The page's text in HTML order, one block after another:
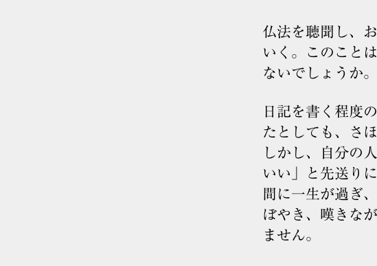
仏法を聴聞し、
いく。このこと
ないでしょうか。
日記を書く程度
たとしても、さ
しかし、自分の
いい」と先送り
間に一生が過ぎ
ぼやき、嘆きな
ません。